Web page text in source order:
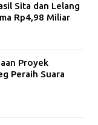
Sita dan Lelang
Rp4,98 Miliar
Proyek
Peraih Suara